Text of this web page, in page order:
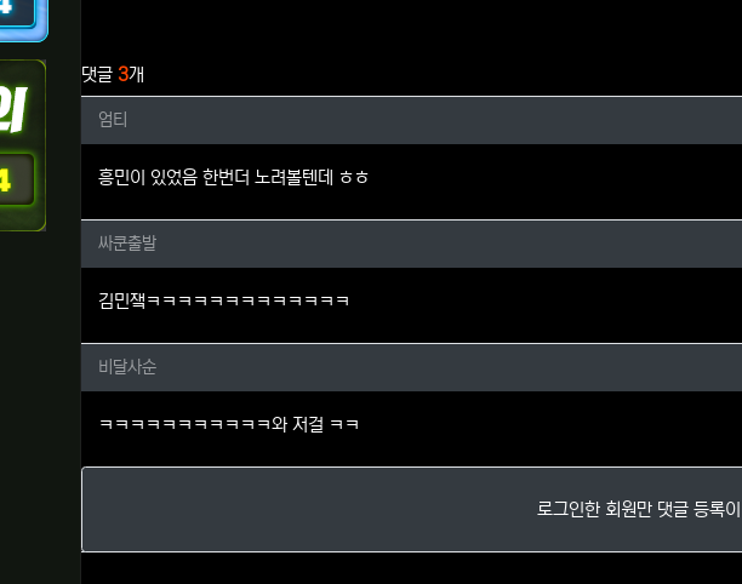
댓글 3개
엄티님의 댓글
엄티
흥민이 있었음 한번더 노려볼텐데 ㅎㅎ
싸쿤출발님의 댓글
싸쿤출발
김민쟄ㅋㅋㅋㅋㅋㅋㅋㅋㅋㅋㅋㅋㅋ
비달사순님의 댓글
비달사순
ㅋㅋㅋㅋㅋㅋㅋㅋㅋㅋㅋ와 저걸 ㅋㅋ
로그인한 회원만 댓글 등록